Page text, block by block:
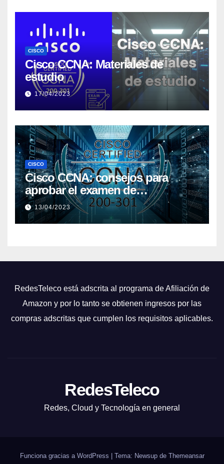
CISCO
Cisco CCNA: Materiales de
estudio
17/04/2023
CISCO
Cisco CCNA: consejos para
aprobar el examen de
certificación
13/04/2023
RedesTeleco está adscrita al programa de Afiliación de
Amazon y por lo tanto se obtienen ingresos por las
compras adscritas que cumplen los requisitos aplicables.
RedesTeleco
Redes, Cloud y Tecnología en general
Funciona gracias a WordPress | Tema: Newsup de Themeansar